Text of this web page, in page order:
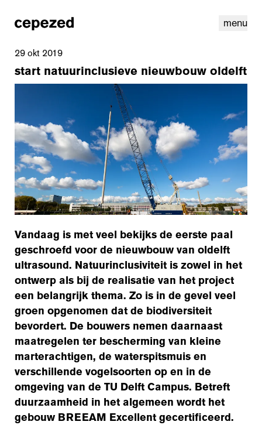
menu
linkedininstagram cookiesnl | en
29 okt 2019
start natuurinclusieve nieuwbouw oldelft
Vandaag is met veel bekijks de eerste paal
geschroefd voor de nieuwbouw van oldelft
ultrasound. Natuurinclusiviteit is zowel in het
ontwerp als bij de realisatie van het project
een belangrijk thema. Zo is in de gevel veel
groen opgenomen dat de biodiversiteit
bevordert. De bouwers nemen daarnaast
maatregelen ter bescherming van kleine
marterachtigen, de waterspitsmuis en
verschillende vogelsoorten op en in de
omgeving van de TU Delft Campus. Betreft
duurzaamheid in het algemeen wordt het
gebouw BREEAM Excellent gecertificeerd.